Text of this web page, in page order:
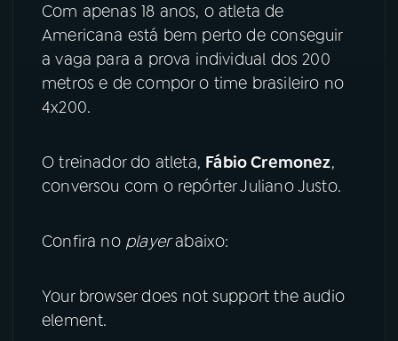
Com apenas 18 anos, o atleta de
Americana está bem perto de conseguir
a vaga para a prova individual dos 200
metros e de compor o time brasileiro no
4x200.
O treinador do atleta, Fábio Cremonez,
conversou com o repórter Juliano Justo.
Confira no playerabaixo:
Your browser does not support the audio
element.